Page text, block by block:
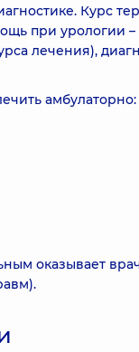
Курс
при урологии
лечения),
амбулаторно:
оказывает